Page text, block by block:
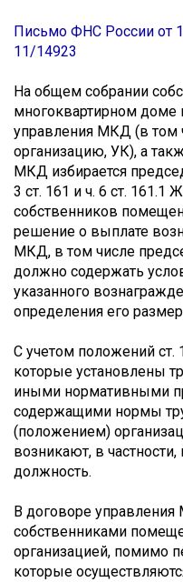
Письмо ФНС России от
11/14923
На общем собрании
многоквартирном доме
управления МКД (в том
организацию, УК), а
МКД избирается
3 ст. 161 и ч. 6 ст.
собственников
решение о выплате
МКД, в том числе
должно содержать
указанного
определения его
С учетом положений ст.
которые установлены
иными нормативными
содержащими нормы
(положением)
возникают, в частности,
должность.
В договоре
собственниками
организацией, помимо
которые